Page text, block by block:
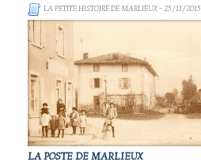
LA PETITE HISTOIRE DE MARLIEUX- 25/11/2015
LA POSTE DE MARLIEUX